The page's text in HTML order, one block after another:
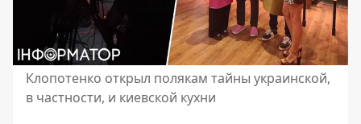
Клопотенко открыл полякам тайны украинской,
в частности, и киевской кухни